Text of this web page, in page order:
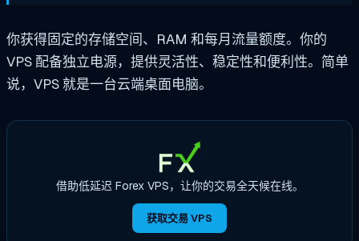
你获得固定的存储空间、RAM 和每月流量额度。你的
VPS 配备独立电源，提供灵活性、稳定性和便利性。简单
说，VPS 就是一台云端桌面电脑。
借助低延迟 Forex VPS，让你的交易全天候在线。
获取交易 VPS